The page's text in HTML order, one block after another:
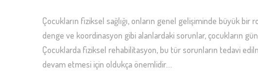
Çocukların fiziksel sağlığı, onların genel gelişiminde büyük
denge ve koordinasyon gibi alanlardaki sorunlar, çocukların
Çocuklarda fiziksel rehabilitasyon, bu tür sorunların tedavi
devam etmesi için oldukça önemlidir.…